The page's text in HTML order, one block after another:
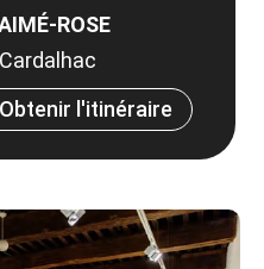
ROSE
Obtenir l'itinéraire